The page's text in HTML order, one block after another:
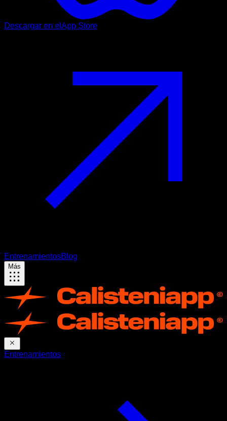
Descargar en el App Store
EntrenamientosBlog
Más
Entrenamientos